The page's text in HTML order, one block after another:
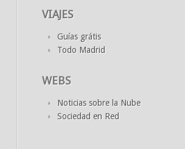
VIAJES
Guías grátis
Todo Madrid
WEBS
Noticias sobre la Nube
Sociedad en Red